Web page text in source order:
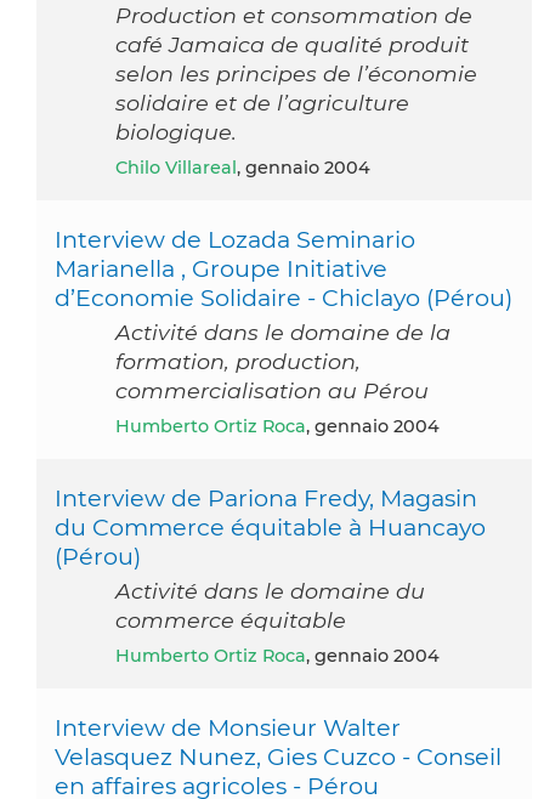
Production et consommation de
café Jamaica de qualité produit
selon les principes de l’économie
solidaire et de l’agriculture
biologique.
Chilo Villareal , gennaio 2004
Interview de Lozada Seminario
Marianella , Groupe Initiative
d’Economie Solidaire - Chiclayo (Pérou)
Activité dans le domaine de la
formation, production,
commercialisation au Pérou
Humberto Ortiz Roca, gennaio 2004
Interview de Pariona Fredy, Magasin
du Commerce équitable à Huancayo
(Pérou)
Activité dans le domaine du
commerce équitable
Humberto Ortiz Roca, gennaio 2004
Interview de Monsieur Walter
Velasquez Nunez, Gies Cuzco - Conseil
en affaires agricoles - Pérou